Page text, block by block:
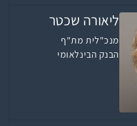
ליאורה שכטר
מנכ"לית מת"ף
הבנק הבינלאומי